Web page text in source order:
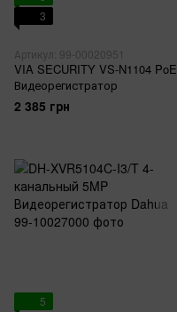
3
Артикул: 99-00020951
VIA SECURITY VS-N1104 PoE
Видеорегистратор
2 385 грн
5